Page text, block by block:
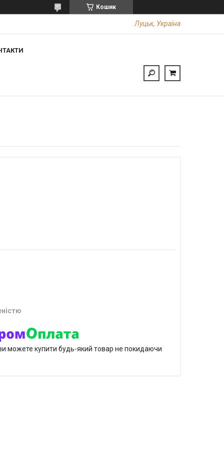
Кошик
Луцьк, Україна
можете купити будь-який товар не покидаючи